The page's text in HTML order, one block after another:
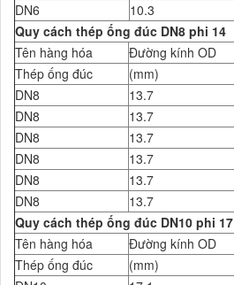
DN6
10.3
Quy cách thép ống đúc DN8 phi 14
Tên hàng hóa
Đường kính OD
Thép ống đúc
(mm)
DN8
13.7
DN8
13.7
DN8
13.7
DN8
13.7
DN8
13.7
DN8
13.7
Quy cách thép ống đúc DN10 phi 17
Tên hàng hóa
Đường kính OD
Thép ống đúc
(mm)